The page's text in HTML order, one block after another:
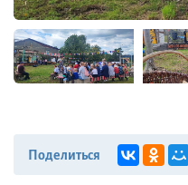
Поделиться